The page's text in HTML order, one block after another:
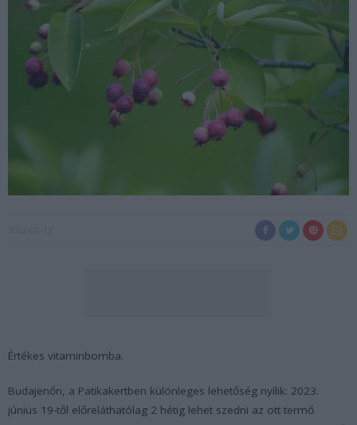
Értékes vitaminbomba.
Budajenőn, a Patikakertben különleges lehetőség nyílik: 2023.
június 19-től előreláthatólag 2 hétig lehet szedni az ott termő